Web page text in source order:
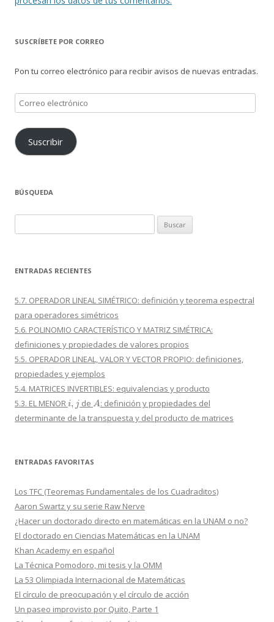
SUSCRÍBETE POR CORREO
Pon tu correo electrónico para recibir avisos de nuevas entradas.
Correo
electrónico
Suscribir
BÚSQUEDA
ENTRADAS RECIENTES
5.7. OPERADOR LINEAL SIMÉTRICO: definición y teorema espectral
para operadores simétricos
5.6. POLINOMIO CARACTERÍSTICO Y MATRIZ SIMÉTRICA:
definiciones y propiedades de valores propios
5.5. OPERADOR LINEAL, VALOR Y VECTOR PROPIO: definiciones,
propiedades y ejemplos
5.4. MATRICES INVERTIBLES: equivalencias y producto
5.3. EL MENORi,j de A: definición y propiedades del
determinante de la transpuesta y del producto de matrices
ENTRADAS FAVORITAS
Los TFC (Teoremas Fundamentales de los Cuadraditos)
Aaron Swartz y su serie Raw Nerve
¿Hacer un doctorado directo en matemáticas en la UNAM o no?
El doctorado en Ciencias Matemáticas en la UNAM
Khan Academy en español
La Técnica Pomodoro, mi tesis y la OMM
La 53 Olimpiada Internacional de Matemáticas
El círculo de preocupación y el círculo de acción
Un paseo improvisto por Quito, Parte 1